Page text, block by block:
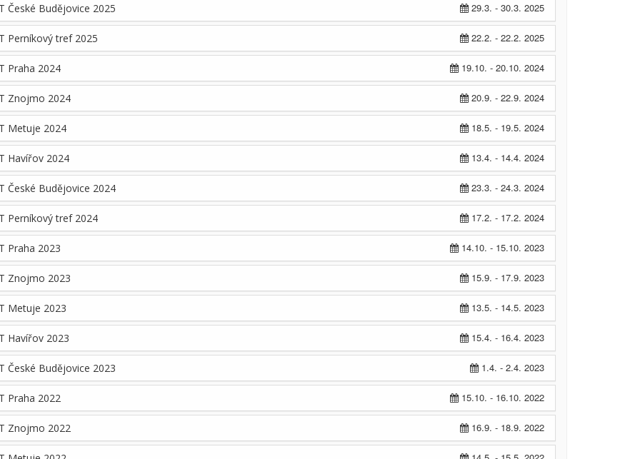
29.3. - 30.3. 2025
České Budějovice 2025
22.2. - 22.2. 2025
Perníkový tref 2025
19.10. - 20.10. 2024
Praha 2024
20.9. - 22.9. 2024
Znojmo 2024
18.5. - 19.5. 2024
Metuje 2024
13.4. - 14.4. 2024
Havířov 2024
23.3. - 24.3. 2024
České Budějovice 2024
17.2. - 17.2. 2024
Perníkový tref 2024
14.10. - 15.10. 2023
Praha 2023
15.9. - 17.9. 2023
Znojmo 2023
13.5. - 14.5. 2023
Metuje 2023
15.4. - 16.4. 2023
Havířov 2023
1.4. - 2.4. 2023
České Budějovice 2023
15.10. - 16.10. 2022
Praha 2022
16.9. - 18.9. 2022
Znojmo 2022